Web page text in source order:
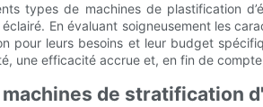
types de machines de plastification
En évaluant soigneusement les
pour leurs besoins et leur budget
une efficacité accrue et, en fin de
de stratification